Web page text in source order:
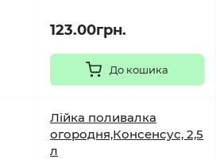
123.00грн.
До кошика
Лійка поливалка
огородня,Консенсус, 2,5
л